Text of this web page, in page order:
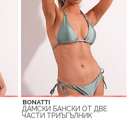
BONATTI
ДАМСКИ БАНСКИ ОТ ДВЕ
ЧАСТИ ТРИЪГЪЛНИК